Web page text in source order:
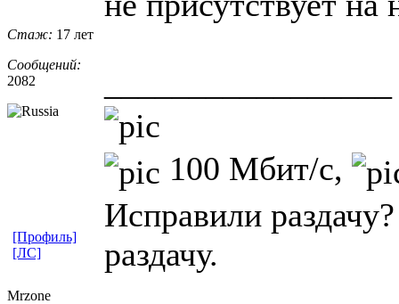
Стаж: 17 лет
Сообщений:
2082
100 Мбит/с,
Исправили
раздачу.
[Профиль]
[ЛС]
Mrzone